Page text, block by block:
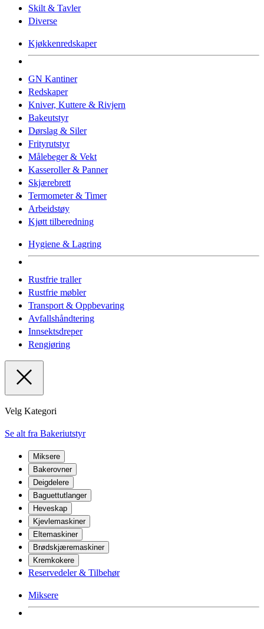
Skilt & Tavler
Diverse
Kjøkkenredskaper
GN Kantiner
Redskaper
Kniver, Kuttere & Rivjern
Bakeutstyr
Dørslag & Siler
Frityrutstyr
Målebeger & Vekt
Kasseroller & Panner
Skjærebrett
Termometer & Timer
Arbeidstøy
Kjøtt tilberedning
Hygiene & Lagring
Rustfrie traller
Rustfrie møbler
Transport & Oppbevaring
Avfallshåndtering
Innsektsdreper
Rengjøring
Velg Kategori
Se alt fra Bakeriutstyr
Miksere
Bakerovner
Deigdelere
Baguettutlanger
Heveskap
Kjevlemaskiner
Eltemaskiner
Brødskjæremaskiner
Kremkokere
Reservedeler & Tilbehør
Miksere